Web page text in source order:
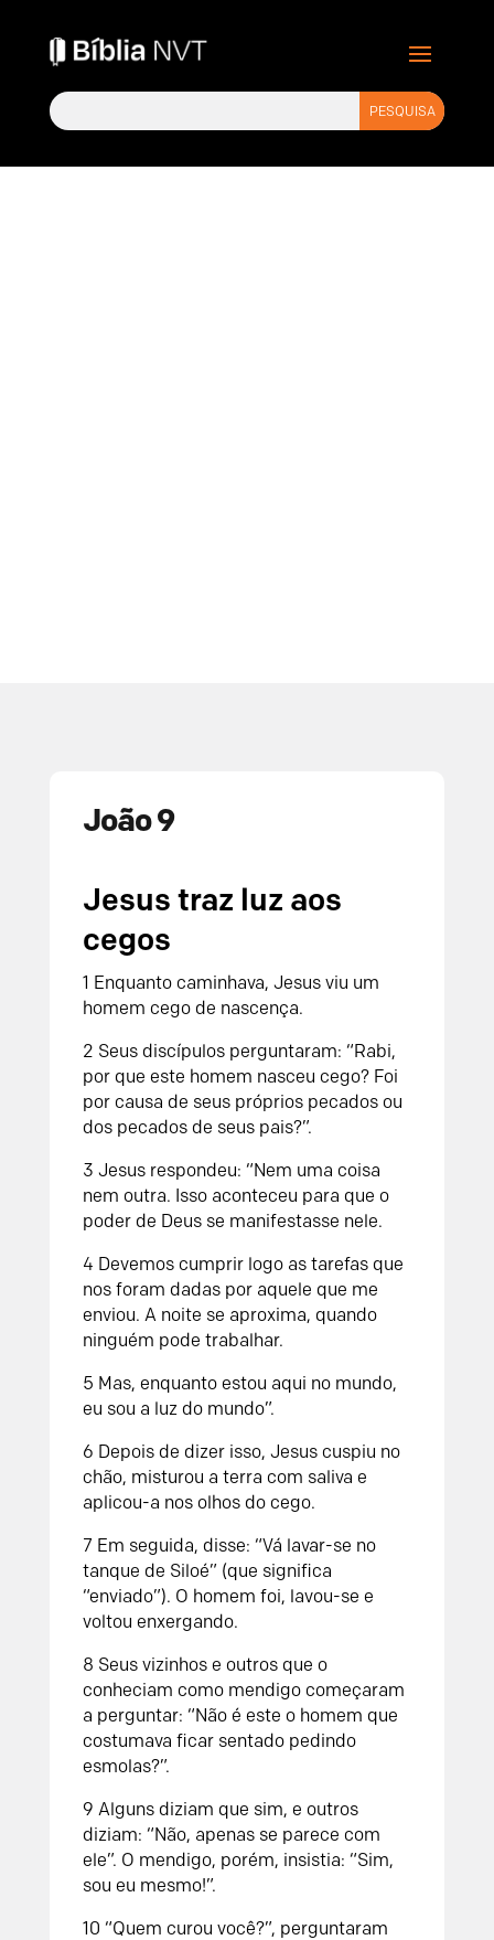
João 9
Jesus traz luz aos
cegos
1 Enquanto caminhava, Jesus viu um
homem cego de nascença.
2 Seus discípulos perguntaram: “Rabi,
por que este homem nasceu cego? Foi
por causa de seus próprios pecados ou
dos pecados de seus pais?”.
3 Jesus respondeu: “Nem uma coisa
nem outra. Isso aconteceu para que o
poder de Deus se manifestasse nele.
4 Devemos cumprir logo as tarefas que
nos foram dadas por aquele que me
enviou. A noite se aproxima, quando
ninguém pode trabalhar.
5 Mas, enquanto estou aqui no mundo,
eu sou a luz do mundo”.
6 Depois de dizer isso, Jesus cuspiu no
chão, misturou a terra com saliva e
aplicou-a nos olhos do cego.
7 Em seguida, disse: “Vá lavar-se no
tanque de Siloé” (que significa
“enviado”). O homem foi, lavou-se e
voltou enxergando.
8 Seus vizinhos e outros que o
conheciam como mendigo começaram
a perguntar: “Não é este o homem que
costumava ficar sentado pedindo
esmolas?”.
9 Alguns diziam que sim, e outros
diziam: “Não, apenas se parece com
ele”. O mendigo, porém, insistia: “Sim,
sou eu mesmo!”.
10 “Quem curou você?”, perguntaram